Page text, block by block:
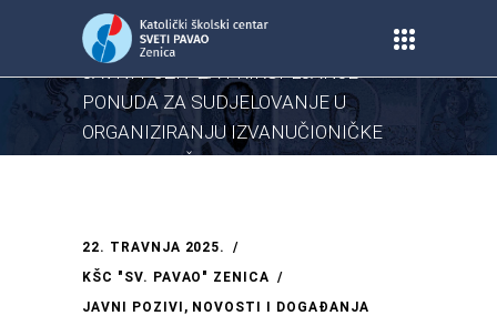
Home /Centar
JAVNI POZIV ZA PRIKUPLJANJE
PONUDA ZA SUDJELOVANJE U
ORGANIZIRANJU IZVANUČIONIČKE
NASTAVE UČENIKA VII. RAZREDA U
22. TRAVNJA 2025.
KŠC "SV. PAVAO" ZENICA
JAVNI POZIVI , NOVOSTI I DOGAĐANJA